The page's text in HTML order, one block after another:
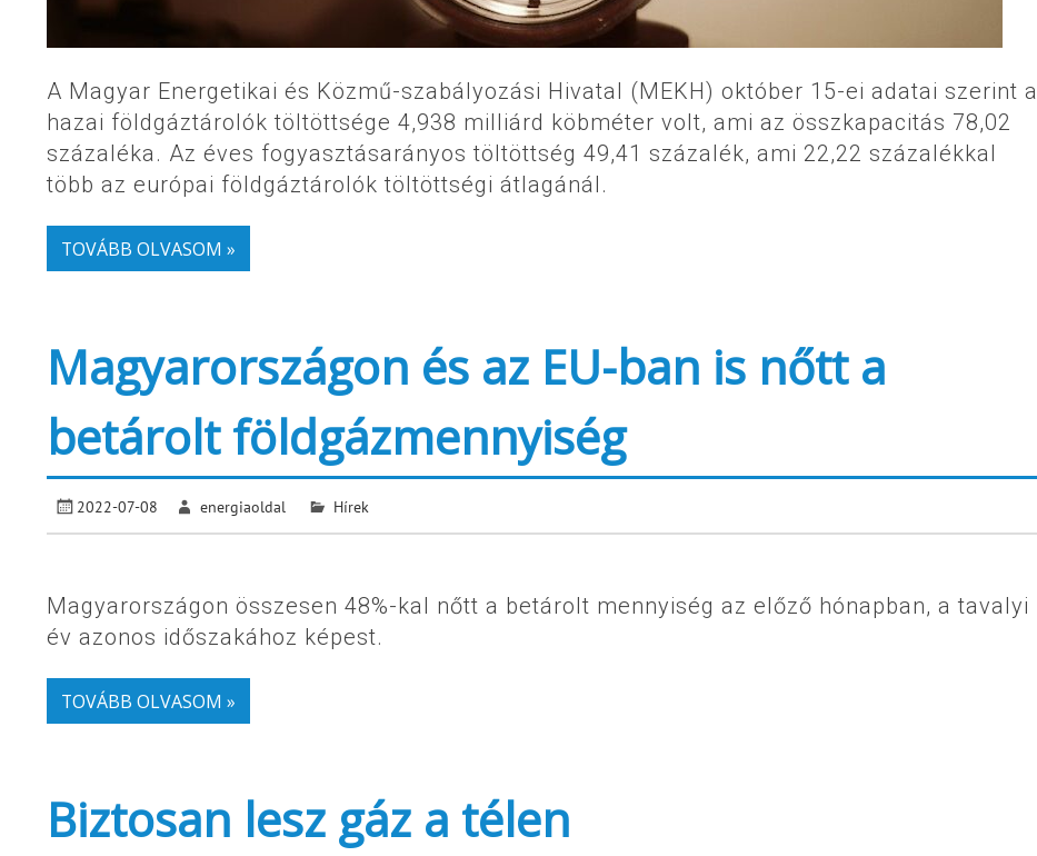
A Magyar Energetikai és Közmű-szabályozási Hivatal (MEKH) október 15-ei adatai szerint a
hazai földgáztárolók töltöttsége 4,938 milliárd köbméter volt, ami az összkapacitás 78,02
százaléka. Az éves fogyasztásarányos töltöttség 49,41 százalék, ami 22,22 százalékkal
több az európai földgáztárolók töltöttségi átlagánál.
TOVÁBB OLVASOM »
Magyarországon és az EU-ban is nőtt a
betárolt földgázmennyiség
2022-07-08 energiaoldal Hírek
Magyarországon összesen 48%-kal nőtt a betárolt mennyiség az előző hónapban, a tavalyi
év azonos időszakához képest.
TOVÁBB OLVASOM »
Biztosan lesz gáz a télen